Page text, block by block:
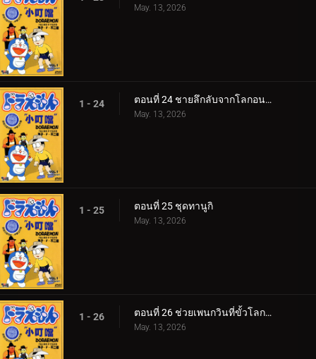
May. 13, 2026
1 - 24 ตอนที่ 24 ชายลึกลับจากโลกอนาคต
May. 13, 2026
1 - 25 ตอนที่ 25 ชุดทานูกิ
May. 13, 2026
1 - 26 ตอนที่ 26 ช่วยเพนกวินที่ขั้วโลกใต้ v1
May. 13, 2026